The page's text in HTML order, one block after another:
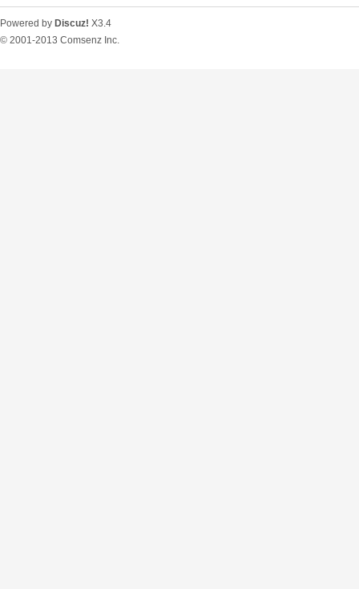
Powered by Discuz! X3.4
© 2001-2013 Comsenz Inc.